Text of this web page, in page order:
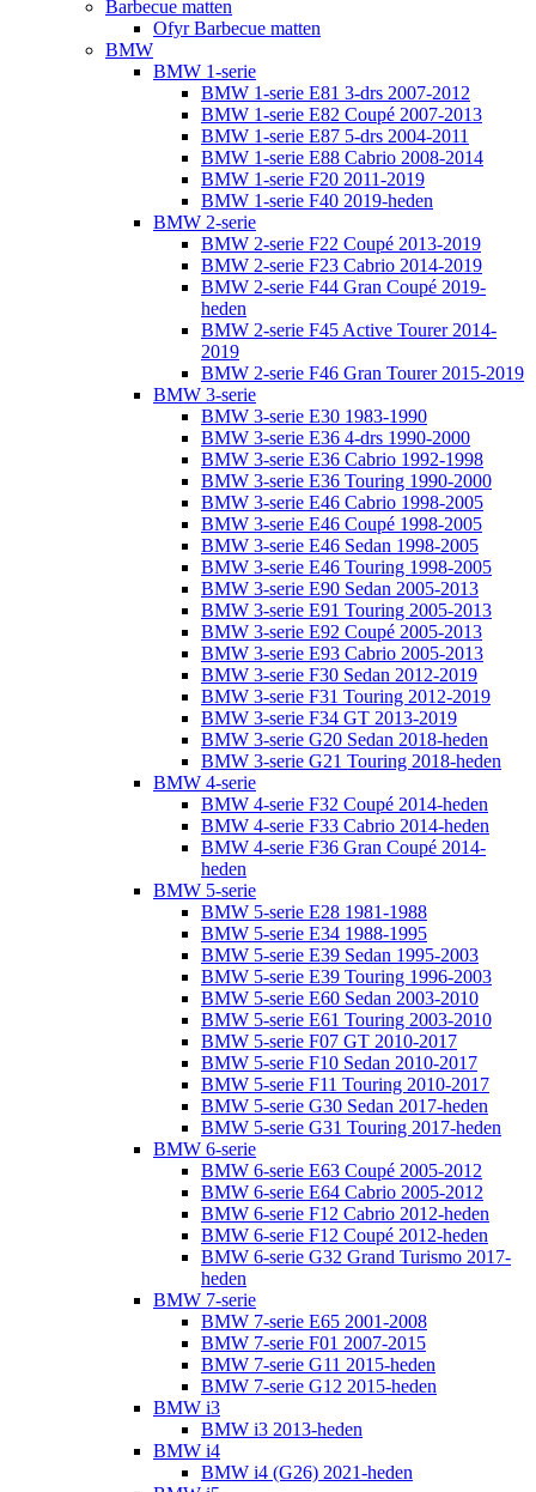
Barbecue matten
Ofyr Barbecue matten
BMW
BMW 1-serie
BMW 1-serie E81 3-drs 2007-2012
BMW 1-serie E82 Coupé 2007-2013
BMW 1-serie E87 5-drs 2004-2011
BMW 1-serie E88 Cabrio 2008-2014
BMW 1-serie F20 2011-2019
BMW 1-serie F40 2019-heden
BMW 2-serie
BMW 2-serie F22 Coupé 2013-2019
BMW 2-serie F23 Cabrio 2014-2019
BMW 2-serie F44 Gran Coupé 2019-
heden
BMW 2-serie F45 Active Tourer 2014-
2019
BMW 2-serie F46 Gran Tourer 2015-2019
BMW 3-serie
BMW 3-serie E30 1983-1990
BMW 3-serie E36 4-drs 1990-2000
BMW 3-serie E36 Cabrio 1992-1998
BMW 3-serie E36 Touring 1990-2000
BMW 3-serie E46 Cabrio 1998-2005
BMW 3-serie E46 Coupé 1998-2005
BMW 3-serie E46 Sedan 1998-2005
BMW 3-serie E46 Touring 1998-2005
BMW 3-serie E90 Sedan 2005-2013
BMW 3-serie E91 Touring 2005-2013
BMW 3-serie E92 Coupé 2005-2013
BMW 3-serie E93 Cabrio 2005-2013
BMW 3-serie F30 Sedan 2012-2019
BMW 3-serie F31 Touring 2012-2019
BMW 3-serie F34 GT 2013-2019
BMW 3-serie G20 Sedan 2018-heden
BMW 3-serie G21 Touring 2018-heden
BMW 4-serie
BMW 4-serie F32 Coupé 2014-heden
BMW 4-serie F33 Cabrio 2014-heden
BMW 4-serie F36 Gran Coupé 2014-
heden
BMW 5-serie
BMW 5-serie E28 1981-1988
BMW 5-serie E34 1988-1995
BMW 5-serie E39 Sedan 1995-2003
BMW 5-serie E39 Touring 1996-2003
BMW 5-serie E60 Sedan 2003-2010
BMW 5-serie E61 Touring 2003-2010
BMW 5-serie F07 GT 2010-2017
BMW 5-serie F10 Sedan 2010-2017
BMW 5-serie F11 Touring 2010-2017
BMW 5-serie G30 Sedan 2017-heden
BMW 5-serie G31 Touring 2017-heden
BMW 6-serie
BMW 6-serie E63 Coupé 2005-2012
BMW 6-serie E64 Cabrio 2005-2012
BMW 6-serie F12 Cabrio 2012-heden
BMW 6-serie F12 Coupé 2012-heden
BMW 6-serie G32 Grand Turismo 2017-
heden
BMW 7-serie
BMW 7-serie E65 2001-2008
BMW 7-serie F01 2007-2015
BMW 7-serie G11 2015-heden
BMW 7-serie G12 2015-heden
BMW i3
BMW i3 2013-heden
BMW i4
BMW i4 (G26) 2021-heden